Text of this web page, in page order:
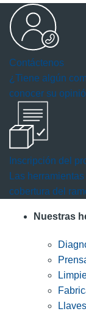
Contáctenos
¿Tiene algún
conocer su
Inscripción del
Las
cobertura del
Nuestras